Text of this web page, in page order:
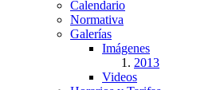
Calendario
Normativa
Galerías
Imágenes
2013
Videos